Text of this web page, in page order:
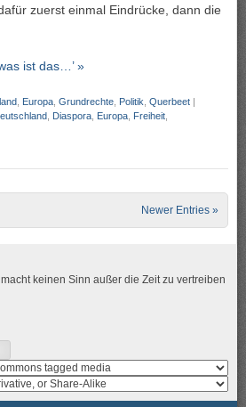
zuerst einmal Eindrücke, dann die
ist das…’ »
Europa Grundrechte Politik Querbeet |
Diaspora Europa Freiheit
Newer Entries »
keinen Sinn außer die Zeit zu vertreiben